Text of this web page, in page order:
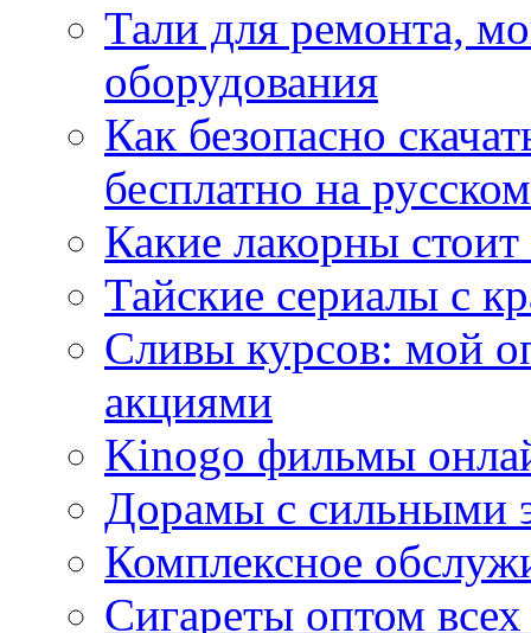
Тали для ремонта,
оборудования
Как безопасно
бесплатно на
Какие лакорны
Тайские сериалы с
Сливы курсов: мой
акциями
Kinogo фильмы
Дорамы с сильными
Комплексное
Сигареты оптом